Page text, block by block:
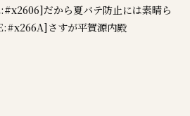
だから夏バテ防止には素晴ら
さすが平賀源内殿